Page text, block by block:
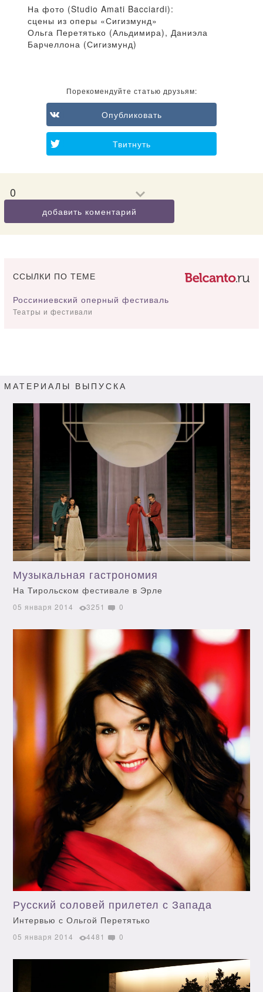
На фото (Studio Amati Bacciardi):
сцены из оперы «Сигизмунд»
Ольга Перетятько (Альдимира), Даниэла
Барчеллона (Сигизмунд)
Порекомендуйте статью друзьям:
Опубликовать
Твитнуть
0
добавить коментарий
ССЫЛКИ ПО ТЕМЕ
Россиниевский оперный фестиваль
Театры и фестивали
МАТЕРИАЛЫ ВЫПУСКА
Музыкальная гастрономия
На Тирольском фестивале в Эрле
05 января 2014 3251 0
Русский соловей прилетел с Запада
Интервью с Ольгой Перетятько
05 января 2014 4481 0